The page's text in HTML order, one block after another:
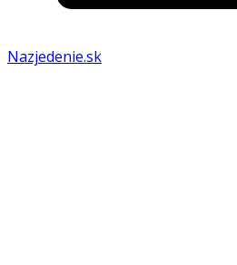
Nazjedenie.sk